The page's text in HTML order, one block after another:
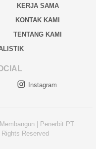
KERJA SAMA
KONTAK KAMI
TENTANG KAMI
Instagram
| Penerbit PT.
Reserved